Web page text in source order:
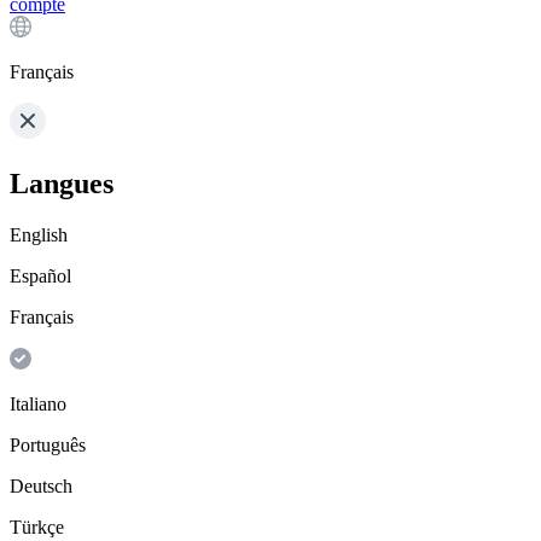
Français
Langues
English
Español
Français
Italiano
Português
Deutsch
Türkçe